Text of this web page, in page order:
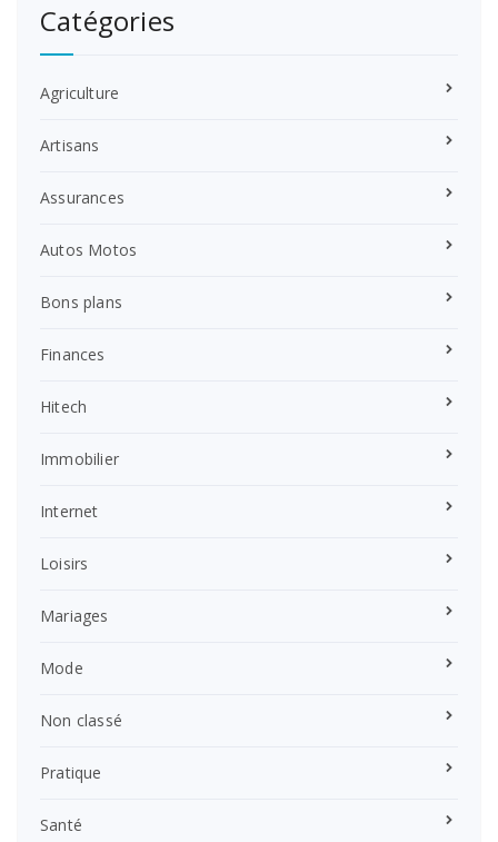
Catégories
Agriculture
Artisans
Assurances
Autos Motos
Bons plans
Finances
Hitech
Immobilier
Internet
Loisirs
Mariages
Mode
Non classé
Pratique
Santé